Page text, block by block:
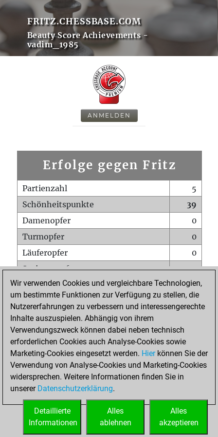
FRITZ.CHESSBASE.COM
Beauty Score Achievements -
vadim_1985
ANMELDEN
Erfolge gegen Fritz
Partienzahl
5
Schönheitspunkte
39
Damenopfer
0
Turmopfer
0
Läuferopfer
0
Springeropfer
1
Bauernopfer
1
Matt auf vollem Brett
0
Bauer setzt Matt
Erstickte Matts
Unterverwandlungen
0
Türme auf der siebten
0
STARTSEITE
Wir verwenden Cookies und vergleichbare Technologien,
um bestimmte Funktionen zur Verfügung zu stellen, die
Nutzererfahrungen zu verbessern und interessengerechte
Inhalte auszuspielen. Abhängig von ihrem
Verwendungszweck können dabei neben technisch
erforderlichen Cookies auch Analyse-Cookies sowie
Marketing-Cookies eingesetzt werden. Hierkönnen Sie der
Verwendung von Analyse-Cookies und Marketing-Cookies
widersprechen. Weitere Informationen finden Sie in
unserer Datenschutzerklärung.
Alles
akzeptieren
Alles
ablehnen
Detaillierte
Informationen